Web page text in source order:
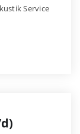
Service